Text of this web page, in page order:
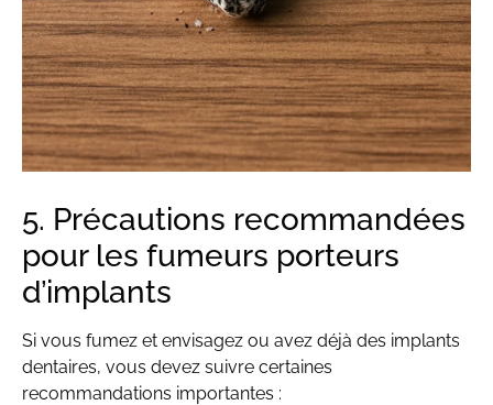
5. Précautions recommandées
pour les fumeurs porteurs
d’implants
Si vous fumez et envisagez ou avez déjà des implants
dentaires, vous devez suivre certaines
recommandations importantes :